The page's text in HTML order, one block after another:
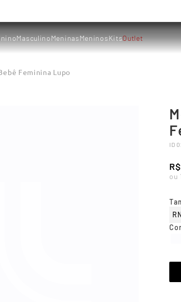
MasculinoMeninasMeninosKitsOutlet
Feminina Lupo
ID
R$
ou
Cor